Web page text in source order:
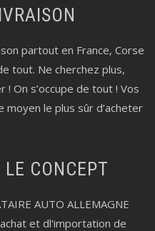
partout en France, Corse
tout. Ne cherchez plus,
On s’occupe de tout ! Vos
le plus sûr d’acheter
LE CONCEPT
AUTO ALLEMAGNE
et dl'importation de